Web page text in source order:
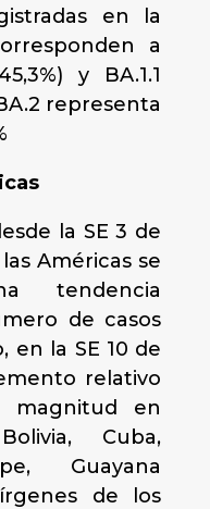
en la
a
y BA.1.1
representa
la SE 3 de
Américas se
tendencia
de casos
en la SE 10 de
relativo
magnitud en
Cuba,
Guayana
de los